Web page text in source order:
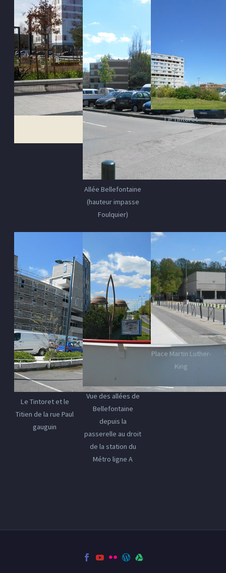
Allée Bellefontaine
(hauteur impasse
Foulquier)
Le Tintoret
Le Tintoret et le
Titien de la rue Paul
gauguin
Vue des allées de
Bellefontaine
depuis la
passerelle au droit
de la station du
Métro ligne A
Place Martin Luther-
King